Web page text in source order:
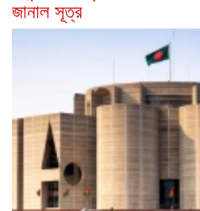
জানাল সূত্র